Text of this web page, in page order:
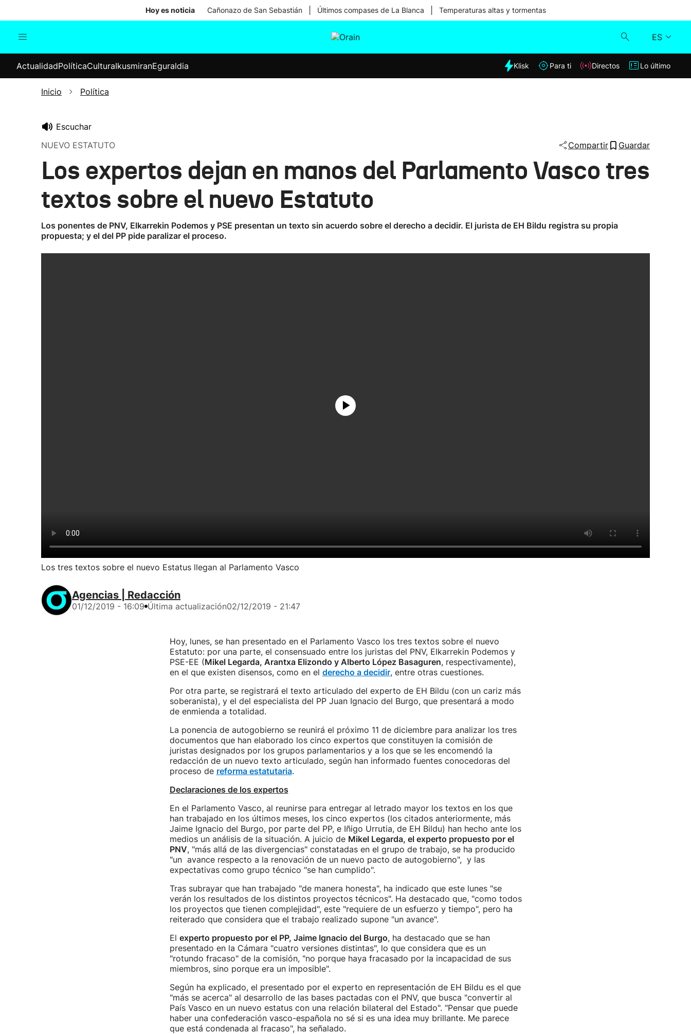
Hoy es noticia Cañonazo de San Sebastián Últimos compases de La Blanca Temperaturas altas y tormentas
ES
Internacional
Elecciones
Klisk
Lo último
ActualidadPolíticaCulturaIkusmiranEguraldia Klisk Para ti Directos Lo último
Inicio Política
Escuchar
NUEVO ESTATUTO
Compartir Guardar
Los expertos dejan en manos del Parlamento Vasco tres
textos sobre el nuevo Estatuto
Los ponentes de PNV, Elkarrekin Podemos y PSE presentan un texto sin acuerdo sobre el derecho a decidir. El jurista de EH Bildu registra su propia
propuesta; y el del PP pide paralizar el proceso.
Los tres textos sobre el nuevo Estatus llegan al Parlamento Vasco
Agencias | Redacción
01/12/2019 - 16:09 Última actualización02/12/2019 - 21:47
Hoy, lunes, se han presentado en el Parlamento Vasco los tres textos sobre el nuevo
Estatuto: por una parte, el consensuado entre los juristas del PNV, Elkarrekin Podemos y
PSE-EE (Mikel Legarda, Arantxa Elizondo y Alberto López Basaguren, respectivamente),
en el que existen disensos, como en el derecho a decidir, entre otras cuestiones.
Por otra parte, se registrará el texto articulado del experto de EH Bildu (con un cariz más
soberanista), y el del especialista del PP Juan Ignacio del Burgo, que presentará a modo
de enmienda a totalidad.
La ponencia de autogobierno se reunirá el próximo 11 de diciembre para analizar los tres
documentos que han elaborado los cinco expertos que constituyen la comisión de
juristas designados por los grupos parlamentarios y a los que se les encomendó la
redacción de un nuevo texto articulado, según han informado fuentes conocedoras del
proceso de reforma estatutaria.
Declaraciones de los expertos
En el Parlamento Vasco, al reunirse para entregar al letrado mayor los textos en los que
han trabajado en los últimos meses, los cinco expertos (los citados anteriormente, más
Jaime Ignacio del Burgo, por parte del PP, e Iñigo Urrutia, de EH Bildu) han hecho ante los
medios un análisis de la situación. A juicio de Mikel Legarda, el experto propuesto por el
PNV, "más allá de las divergencias" constatadas en el grupo de trabajo, se ha producido
"un avance respecto a la renovación de un nuevo pacto de autogobierno", y las
expectativas como grupo técnico "se han cumplido".
Tras subrayar que han trabajado "de manera honesta", ha indicado que este lunes "se
verán los resultados de los distintos proyectos técnicos". Ha destacado que, "como todos
los proyectos que tienen complejidad", este "requiere de un esfuerzo y tiempo", pero ha
reiterado que considera que el trabajo realizado supone "un avance".
El experto propuesto por el PP, Jaime Ignacio del Burgo, ha destacado que se han
presentado en la Cámara "cuatro versiones distintas", lo que considera que es un
"rotundo fracaso" de la comisión, "no porque haya fracasado por la incapacidad de sus
miembros, sino porque era un imposible".
Según ha explicado, el presentado por el experto en representación de EH Bildu es el que
"más se acerca" al desarrollo de las bases pactadas con el PNV, que busca "convertir al
País Vasco en un nuevo estatus con una relación bilateral del Estado". "Pensar que puede
haber una confederación vasco-española no sé si es una idea muy brillante. Me parece
que está condenada al fracaso", ha señalado.